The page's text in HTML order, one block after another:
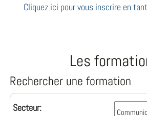
Cliquez ici pour vous inscrire en tant
Les
Rechercher une formation
Secteur: